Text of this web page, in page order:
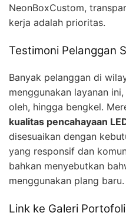
NeonBoxCustom,
kerja adalah prioritas.
Testimoni Pelanggan
Banyak pelanggan di
menggunakan layanan
oleh, hingga bengkel.
kualitas pencahayaan
disesuaikan dengan
yang responsif dan
bahkan menyebutkan
menggunakan plang baru.
Link ke Galeri